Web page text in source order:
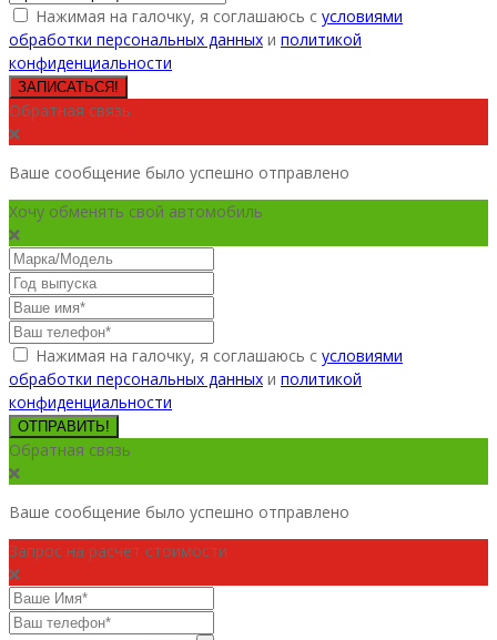
Нажимая на галочку, я соглашаюсь с условиями
обработки персональных данных и политикой
конфиденциальности
ЗАПИСАТЬСЯ!
Обратная связь
Ваше сообщение было успешно отправлено
Хочу обменять свой автомобиль
Нажимая на галочку, я соглашаюсь с условиями
обработки персональных данных и политикой
конфиденциальности
ОТПРАВИТЬ!
Обратная связь
Ваше сообщение было успешно отправлено
Запрос на расчет стоимости